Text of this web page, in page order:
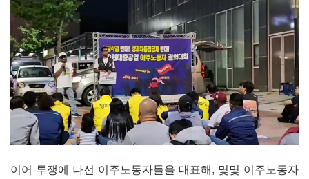
이어 투쟁에 나선 이주노동자들을 대표해, 몇몇 이주노동자